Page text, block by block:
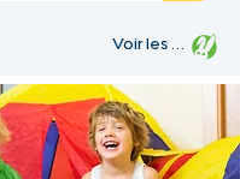
Voir les points